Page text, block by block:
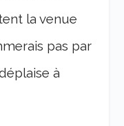
la venue
pas par
à